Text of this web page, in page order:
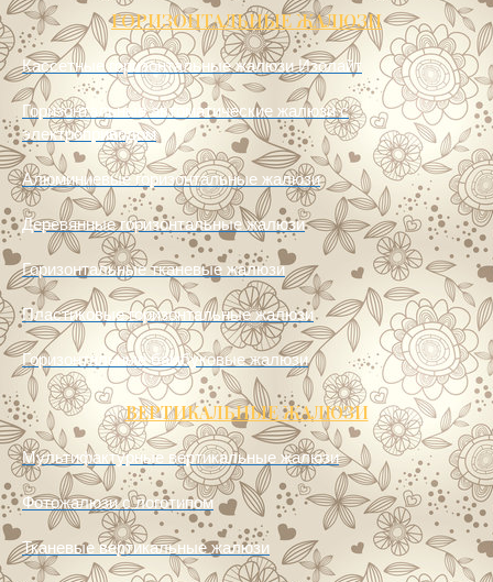
ГОРИЗОНТАЛЬНЫЕ ЖАЛЮЗИ
Кассетные горизонтальные жалюзи Изолайт
Горизонтальные автоматические жалюзи с
электроприводом
Алюминиевые горизонтальные жалюзи
Деревянные горизонтальные жалюзи
Горизонтальные тканевые жалюзи
Пластиковые горизонтальные жалюзи
Горизонтальные бамбуковые жалюзи
ВЕРТИКАЛЬНЫЕ ЖАЛЮЗИ
Мультифактурные вертикальные жалюзи
Фотожалюзи с логотипом
Тканевые вертикальные жалюзи